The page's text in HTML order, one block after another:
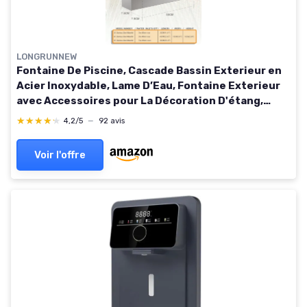
LONGRUNNEW
Fontaine De Piscine, Cascade Bassin Exterieur en
Acier Inoxydable, Lame D’Eau, Fontaine Exterieur
avec Accessoires pour La Décoration D'étang,
Patio,Jardin (Long 30cm, Largeur 15cm) Largeur
★★★★★
★★★★★ 4,2/5 — 92 avis
Voir l'offre